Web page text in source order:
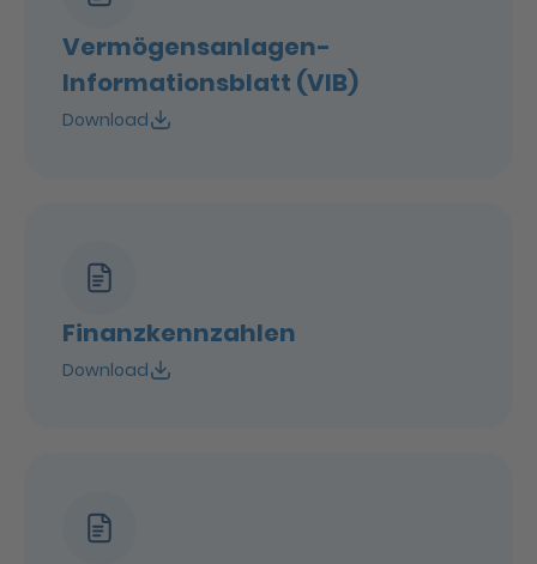
Vermögensanlagen-
Informationsblatt (VIB)
Download
Finanzkennzahlen
Download